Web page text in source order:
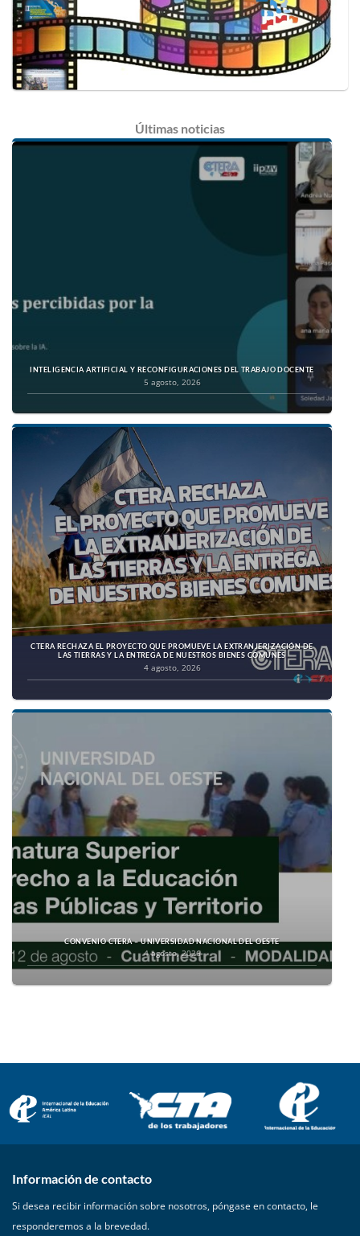
Últimas noticias
INTELIGENCIA ARTIFICIAL Y RECONFIGURACIONES DEL TRABAJO DOCENTE
5 agosto, 2026
CTERA RECHAZA EL PROYECTO QUE PROMUEVE LA EXTRANJERIZACIÓN DE
LAS TIERRAS Y LA ENTREGA DE NUESTROS BIENES COMUNES
4 agosto, 2026
CONVENIO CTERA – UNIVERSIDAD NACIONAL DEL OESTE
4 agosto, 2026
Información de contacto
Si desea recibir información sobre nosotros, póngase en contacto, le
responderemos a la brevedad.